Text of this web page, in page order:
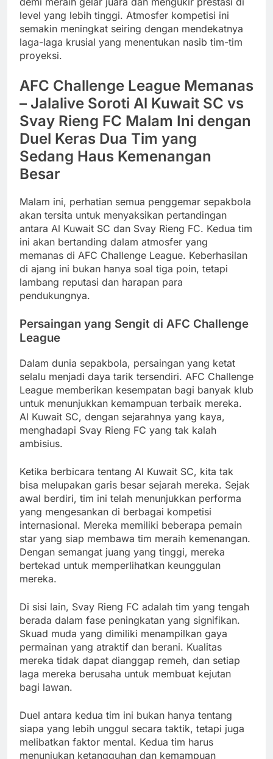
level yang lebih tinggi. Atmosfer kompetisi ini
semakin meningkat seiring dengan mendekatnya
laga-laga krusial yang menentukan nasib tim-tim
proyeksi.
AFC Challenge League Memanas
– Jalalive Soroti Al Kuwait SC vs
Svay Rieng FC Malam Ini dengan
Duel Keras Dua Tim yang
Sedang Haus Kemenangan
Besar
Malam ini, perhatian semua penggemar sepakbola
akan tersita untuk menyaksikan pertandingan
antara Al Kuwait SC dan Svay Rieng FC. Kedua tim
ini akan bertanding dalam atmosfer yang
memanas di AFC Challenge League. Keberhasilan
di ajang ini bukan hanya soal tiga poin, tetapi
lambang reputasi dan harapan para
pendukungnya.
Persaingan yang Sengit di AFC Challenge
League
Dalam dunia sepakbola, persaingan yang ketat
selalu menjadi daya tarik tersendiri. AFC Challenge
League memberikan kesempatan bagi banyak klub
untuk menunjukkan kemampuan terbaik mereka.
Al Kuwait SC, dengan sejarahnya yang kaya,
menghadapi Svay Rieng FC yang tak kalah
ambisius.
Ketika berbicara tentang Al Kuwait SC, kita tak
bisa melupakan garis besar sejarah mereka. Sejak
awal berdiri, tim ini telah menunjukkan performa
yang mengesankan di berbagai kompetisi
internasional. Mereka memiliki beberapa pemain
star yang siap membawa tim meraih kemenangan.
Dengan semangat juang yang tinggi, mereka
bertekad untuk memperlihatkan keunggulan
mereka.
Di sisi lain, Svay Rieng FC adalah tim yang tengah
berada dalam fase peningkatan yang signifikan.
Skuad muda yang dimiliki menampilkan gaya
permainan yang atraktif dan berani. Kualitas
mereka tidak dapat dianggap remeh, dan setiap
laga mereka berusaha untuk membuat kejutan
bagi lawan.
Duel antara kedua tim ini bukan hanya tentang
siapa yang lebih unggul secara taktik, tetapi juga
melibatkan faktor mental. Kedua tim harus
menunjukan ketangguhan dan kemampuan